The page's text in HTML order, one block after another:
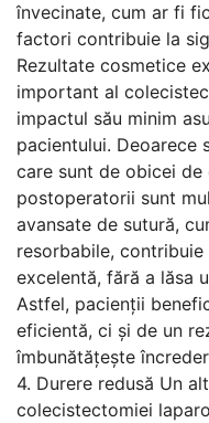
învecinate, cum ar fi
factori contribuie la
Rezultate cosmetice
important al
impactul său minim
pacientului. Deoarece
care sunt de obicei
postoperatorii sunt
avansate de sutură,
resorbabile,
excelentă, fără a lăsa
Astfel, pacienții
eficientă, ci și de un
îmbunătățește
4. Durere redusă Un
colecistectomiei